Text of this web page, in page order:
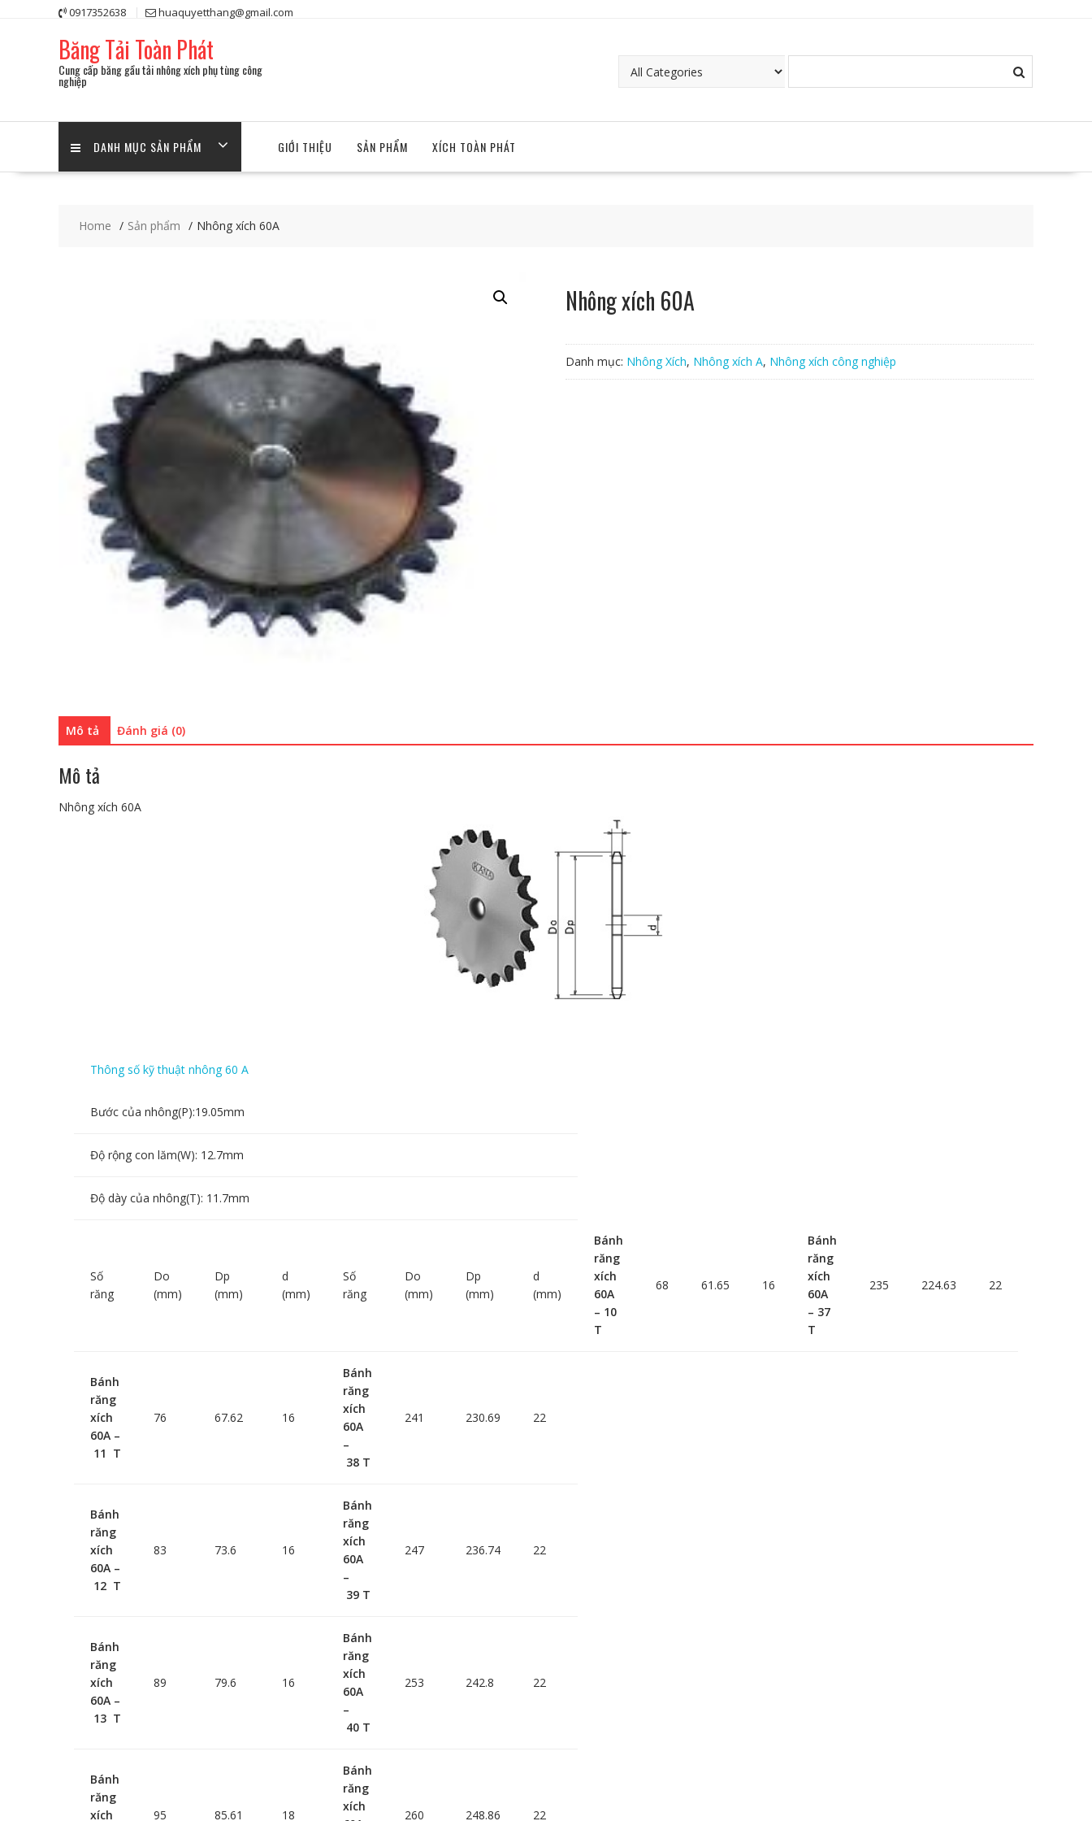
0917352638 huaquyetthang@gmail.com
Băng Tải Toàn Phát
Cung cấp băng gầu tải nhông xích phụ tùng công
nghiệp
DANH MỤC SẢN PHẨM GIỚI THIỆU SẢN PHẨM XÍCH TOÀN PHÁT
Home Sản phẩm Nhông xích 60A
Nhông xích 60A
Danh mục: Nhông Xích, Nhông xích A, Nhông xích công nghiệp
Mô tả Đánh giá (0)
Mô tả
Nhông xích 60A
Thông số kỹ thuật nhông 60 A
Bước của nhông(P):19.05mm
Độ rộng con lăm(W): 12.7mm
Độ dày của nhông(T): 11.7mm
Số
răng
Do
(mm)
Dp
(mm)
d
(mm)
Số
răng
Do
(mm)
Dp
(mm)
d
(mm)
Bánh
răng
xích
60A
– 10
T
68 61.65 16
Bánh
răng
xích
60A
– 37
T
235 224.63 22
Bánh
răng
xích
60A –
11 T
76 67.62 16
Bánh
răng
xích
60A
–
38 T
241 230.69 22
Bánh
răng
xích
60A –
12 T
83 73.6 16
Bánh
răng
xích
60A
–
39 T
247 236.74 22
Bánh
răng
xích
60A –
13 T
89 79.6 16
Bánh
răng
xích
60A
–
40 T
253 242.8 22
Bánh
răng
xích
95 85.61 18
Bánh
răng
xích
260 248.86 22